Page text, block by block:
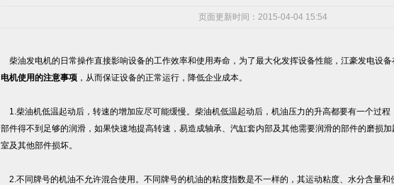
页面更新时间：2015-04-04 15:54
柴油发电机的日常操作直接影响设备的工作效率和使用寿命，为了最大化发挥设备性能，江豪发电设
电机使用的注意事项 ，从而保证设备的正常运行，降低企业成本。
1.柴油机低温起动后，转速的增加应尽可能缓慢。柴油机低温起动后，机油压力的升高都要有一个过程
部件得不到足够的润滑，如果快速地提高转速，易造成轴承、汽缸套内部及其他需要润滑的部件的磨损
室及其他部件损坏。
2.不同牌号的机油不允许混合使用。不同牌号的机油的粘度指数是不一样的，其运动粘度、水分含量